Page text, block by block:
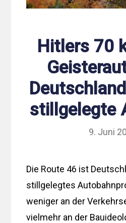
Hitlers 70
stillgelegte
9. Juni
Die Route 46 ist
stillgelegtes
weniger an der
vielmehr an der